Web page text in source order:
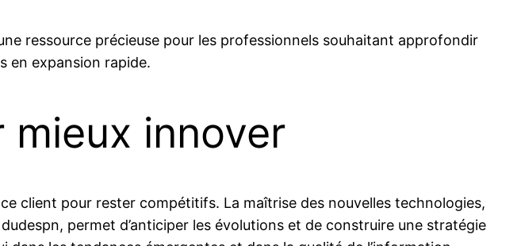
ressource précieuse pour les professionnels souhaitant approfondir
en expansion rapide.
innover
client pour rester compétitifs. La maîtrise des nouvelles technologies,
permet d’anticiper les évolutions et de construire une stratégie